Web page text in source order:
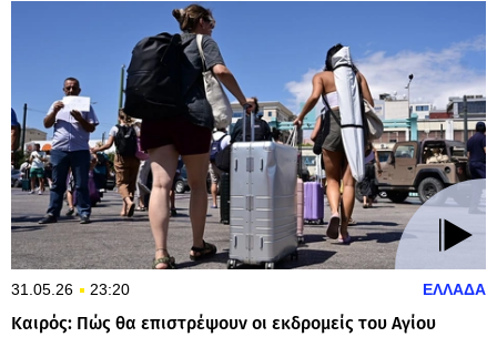
31.05.26 23:20 ΕΛΛΑΔΑ
Καιρός: Πώς θα επιστρέψουν οι εκδρομείς του Αγίου